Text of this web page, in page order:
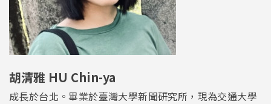
胡清雅 HU Chin-ya
成長於台北。畢業於臺灣大學新聞研究所，現為交通大學